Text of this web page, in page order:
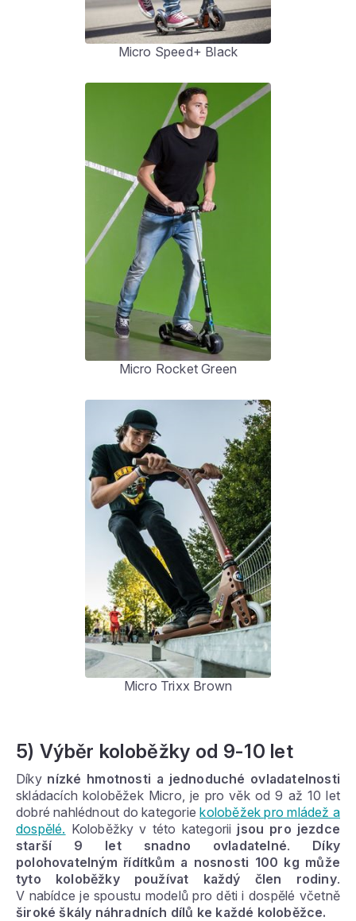
Micro Speed+ Black
Micro Rocket Green
Micro Trixx Brown
5) Výběr koloběžky od 9-10 let
Díky nízké hmotnosti a jednoduché ovladatelnosti
skládacích koloběžek Micro, je pro věk od 9 až 10 let
dobré nahlédnout do kategoriekoloběžek pro mládež a
dospělé. Koloběžky v této kategorii jsou pro jezdce
starší 9 let snadno ovladatelné. Díky
polohovatelným řídítkům a nosnosti 100 kg může
tyto koloběžky používat každý člen rodiny.
V nabídce je spoustu modelů pro děti i dospělé včetně
široké škály náhradních dílů ke každé koloběžce.